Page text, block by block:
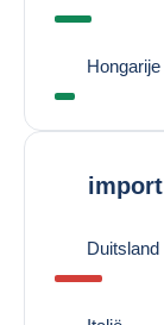
Hongarije
import
Duitsland